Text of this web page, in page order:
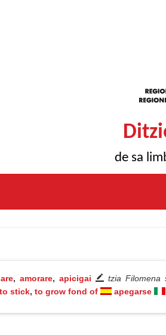
de sa
, amorare, apicigai tzia Filomena
to stick, to grow fond of apegarse